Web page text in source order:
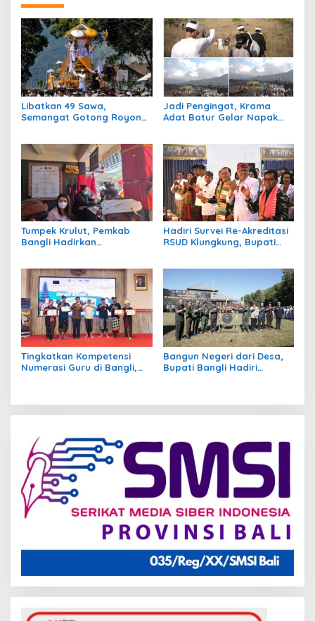
Libatkan 49 Sawa,
Semangat Gotong Royong
Kintamani
Jadi Pengingat, Krama
Adat Batur Gelar Napak
Tumpek Krulut, Pemkab
Bangli Hadirkan
Hadiri Survei Re-Akreditasi
RSUD Klungkung, Bupati
Tingkatkan Kompetensi
Numerasi Guru di Bangli,
Bangun Negeri dari Desa,
Bupati Bangli Hadiri